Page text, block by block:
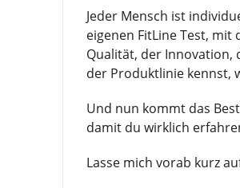
Jeder Mensch ist
eigenen FitLine Test,
Qualität, der Innovation,
der Produktlinie kennst,
Und nun kommt das
damit du wirklich
Lasse mich vorab kurz